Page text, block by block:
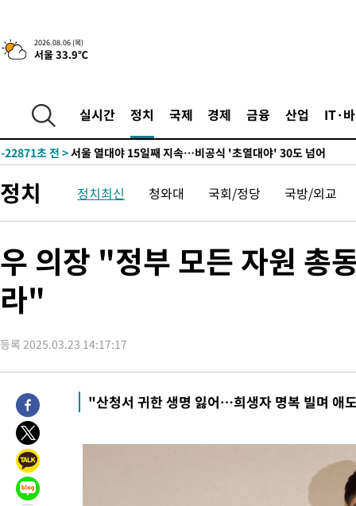
2026.08.06 (목)
서울 33.9℃
실시간 정치 국제 경제 금융 산업 IT·
-26858초 전 >[속보]경찰, '홍명보 선임 논란' 대한축구협회·축구회관 등 압
-25310초 전 >
[속보]전남광주 초대 시민추천 부시장에 백승주·윤난실
-22871초 전 >서울 열대야 15일째 지속…비공식 '초열대야' 30도 넘어
-21438초 전 >[속보]코스닥, 2.15포인트(0.27%) 내린 797.44 출발
-21421초 전 >
-17868초 전 >
6월 경상수지 497.3억 달러…두 달 연속 사상 최대
-17819초 전 >서울 낮 39도 '폭염중대경보'…40도 관측 가능성도
-15181초 전 >미 워싱턴주 스포캔 시의 통제불능 3개 산불, 방화선 일부 구축
-7354초 전 >
[속보] 호르무즈 해협 이란-오만 협상 기대속 뉴욕증시 혼조 마
우 0.49%↑
-5709초 전 >
임 3년 인터뷰
2시간 전 >
-32046초 전 > 내일까지 39도 '펄펄'…기상청 "태풍 지나며 폭염 잠시 꺾인
-28181초 전 > [속보]산업장관 "李정부, 원전 반대 안해…안정 전력 위해 불
-26878초 전 >
-26265초 전 >
[속보]산업장관 "美무역법 제301조 과잉생산 결과 발표 8월
-26058초 전 >
-25330초 전 >
정치 정치최신 청와대 국회/정당 국방/외교
우 의장 "정부 모든 자원 총
라"
등록 2025.03.23 14:17:17
"산청서 귀한 생명 잃어…희생자 명복 빌며 애